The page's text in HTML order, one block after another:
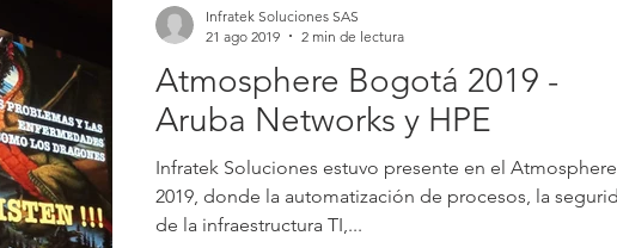
Atmosphere Bogotá 2019 -
Aruba Networks y HPE
Infratek Soluciones estuvo presente en el Atmosphere
2019, donde la automatización de procesos, la seguridad
de la infraestructura TI,...
Infratek Soluciones SAS
21 ago 2019
2 min de lectura